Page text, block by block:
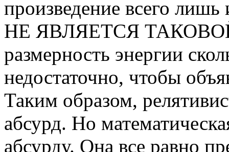
произведение всего
НЕ ЯВЛЯЕТСЯ
размерность энергии
недостаточно, чтобы
Таким образом,
абсурд. Но
абсурду. Она все равно